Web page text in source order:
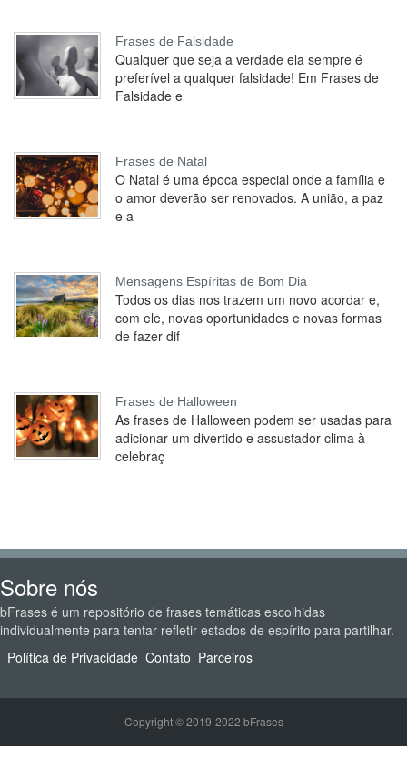
Frases de Falsidade
Qualquer que seja a verdade ela sempre é
preferível a qualquer falsidade! Em Frases de
Falsidade e
Frases de Natal
O Natal é uma época especial onde a família e
o amor deverão ser renovados. A união, a paz
e a
Mensagens Espíritas de Bom Dia
Todos os dias nos trazem um novo acordar e,
com ele, novas oportunidades e novas formas
de fazer dif
Frases de Halloween
As frases de Halloween podem ser usadas para
adicionar um divertido e assustador clima à
celebraç
Sobre nós
bFrases é um repositório de frases temáticas escolhidas
individualmente para tentar refletir estados de espírito para partilhar.
Política de Privacidade Contato Parceiros
Copyright © 2019-2022 bFrases